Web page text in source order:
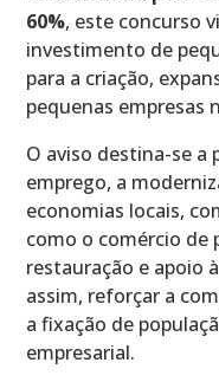
60%, este concurso
investimento de
para a criação,
pequenas empresas
O aviso destina-se
emprego, a
economias locais,
como o comércio de
restauração e apoio
assim, reforçar a
a fixação de
empresarial.